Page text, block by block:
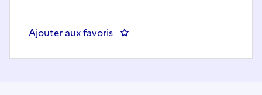
Ajouter aux favoris : CHARGE DE